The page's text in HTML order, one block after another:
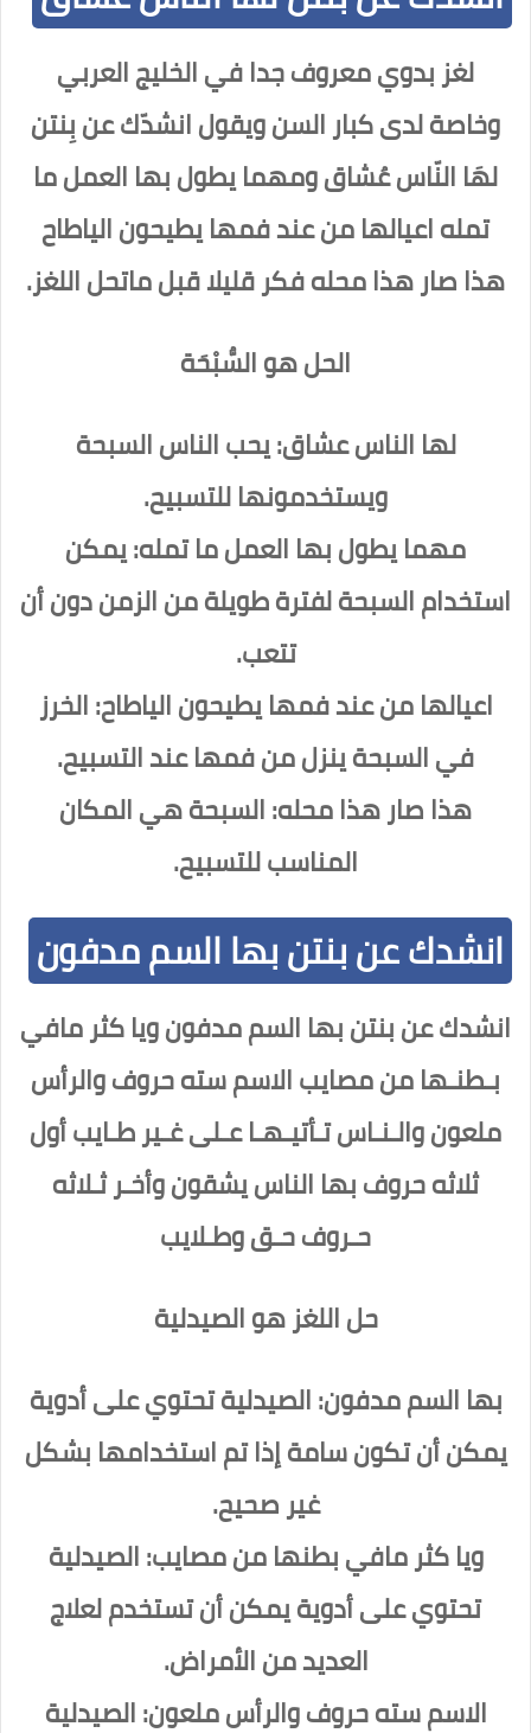
لغز بدوي معروف جدا في الخليج العربي
وخاصة لدى كبار السن ويقول انشدّك عن بِنتن
لهَا النّاس عُشاق ومهما يطول بها العمل ما
تمله اعيالها من عند فمها يطيحون الياطاح
هذا صار هذا محله فكر قليلا قبل ماتحل اللغز.
الحل هو السُّبْحَة
لها الناس عشاق: يحب الناس السبحة
ويستخدمونها للتسبيح.
مهما يطول بها العمل ما تمله: يمكن
استخدام السبحة لفترة طويلة من الزمن دون أن
تتعب.
اعيالها من عند فمها يطيحون الياطاح: الخرز
في السبحة ينزل من فمها عند التسبيح.
هذا صار هذا محله: السبحة هي المكان
المناسب للتسبيح.
انشدك عن بنتن بها السم مدفون
انشدك عن بنتن بها السم مدفون ويا كثر مافي
بـطنـها من مصايب الاسم سته حروف والرأس
ملعون والـنـاس تـأتيـهـا عـلى غـير طـايب أول
ثلاثه حروف بها الناس يشقون وأخـر ثـلاثه
حـروف حـق وطـلايب
حل اللغز هو الصيدلية
بها السم مدفون: الصيدلية تحتوي على أدوية
يمكن أن تكون سامة إذا تم استخدامها بشكل
غير صحيح.
ويا كثر مافي بطنها من مصايب: الصيدلية
تحتوي على أدوية يمكن أن تستخدم لعلاج
العديد من الأمراض.
الاسم سته حروف والرأس ملعون: الصيدلية